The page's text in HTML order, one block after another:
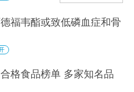
福韦酯或致低磷血症和骨
格食品榜单 多家知名品